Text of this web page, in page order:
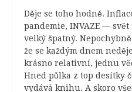
Děje se toho hodně.
pandemie, INVAZE —
velký špatný.
že se každým dnem
krásno relativní, jednu
Hned půlka z top desítky
vydává knihu. A skoro